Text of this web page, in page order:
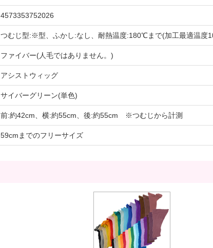
4573353752026
つむじ型:※型、ふかし:なし、耐熱温度:180℃まで(加工最適温度
ファイバー(人毛ではありません。)
アシストウィッグ
サイバーグリーン(単色)
前:約42cm、横:約55cm、後:約55cm ※つむじから計測
59cmまでのフリーサイズ